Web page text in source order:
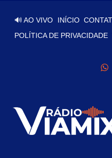
🔊 AO VIVO INÍCIO
POLÍTICA DE PRIVACIDADE